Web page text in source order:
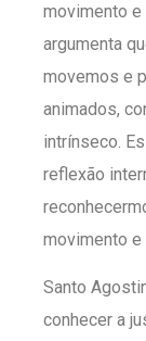
movimento e
argumenta
movemos e
animados,
intrínseco.
reflexão
movimento e
Santo
conhecer a